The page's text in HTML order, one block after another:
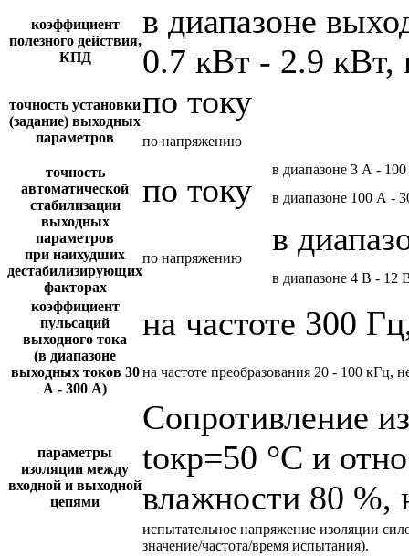
коэффициент
полезного действия,
КПД
в диапазоне
0.7 кВт - 2.9 кВт,
точность установки
(задание) выходных
параметров
по току
по напряжению
точность
автоматической
стабилизации
выходных
параметров
при наихудших
дестабилизирующих
факторах
по току
в диапазоне 3 А -
в диапазоне 100 А -
по напряжению
в
в диапазоне 4 В - 12
коэффициент
пульсаций
выходного тока
(в диапазоне
выходных токов 30
А - 300 А)
на частоте 300
на частоте преобразования 20 - 100 кГц,
параметры
изоляции между
входной и выходной
цепями
Сопротивление
tокр=50 °С и
влажности 80 %,
испытательное напряжение изоляции
значение/частота/время испытания).